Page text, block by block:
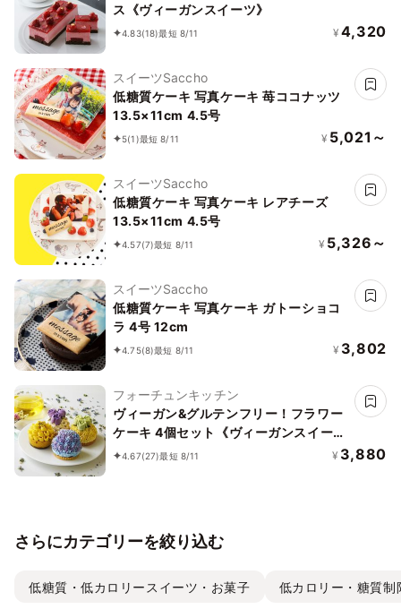
ス《ヴィーガンスイーツ》
4.83(18)最短 8/11 ¥ 4,320
スイーツSaccho
低糖質ケーキ 写真ケーキ 苺ココナッツ
13.5×11cm 4.5号
5(1)最短 8/11 ¥ 5,021～
スイーツSaccho
低糖質ケーキ 写真ケーキ レアチーズ
13.5×11cm 4.5号
4.57(7)最短 8/11 ¥ 5,326～
スイーツSaccho
低糖質ケーキ 写真ケーキ ガトーショコ
ラ 4号 12cm
4.75(8)最短 8/11 ¥ 3,802
フォーチュンキッチン
ヴィーガン&グルテンフリー！フラワー
ケーキ 4個セット《ヴィーガンスイー
ツ》
4.67(27)最短 8/11 ¥ 3,880
さらにカテゴリーを絞り込む
低糖質・低カロリースイーツ・お菓子 低カロリー・糖質制